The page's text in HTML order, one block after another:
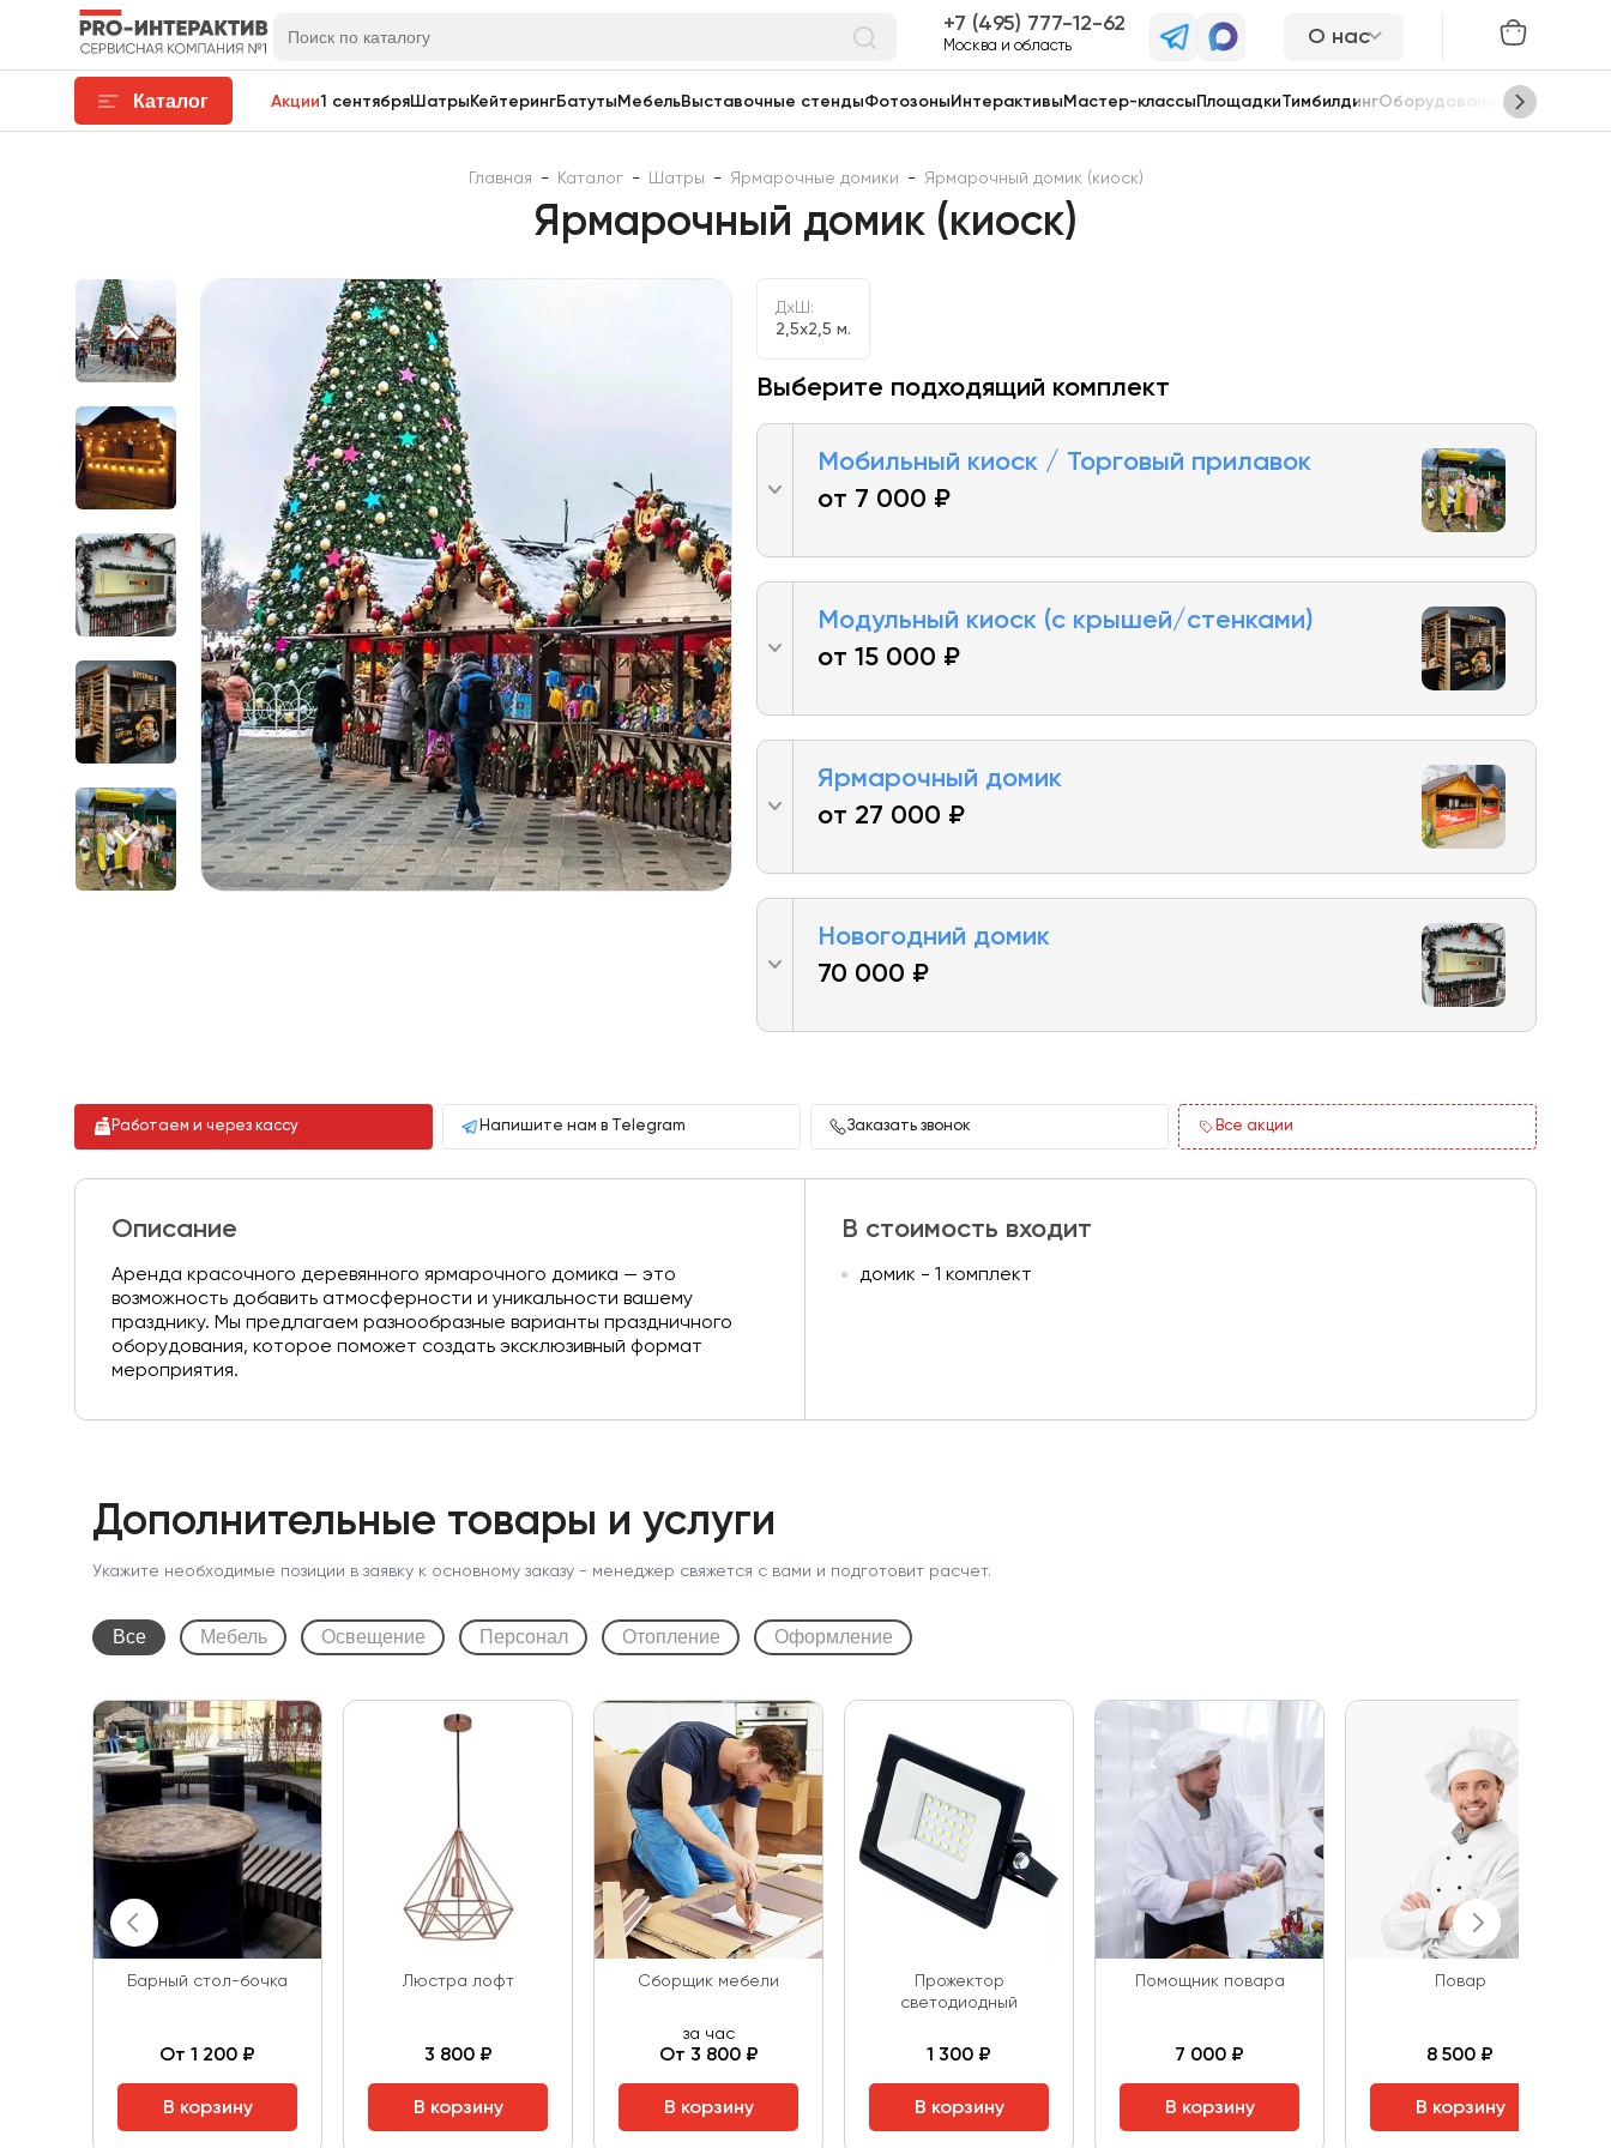
7 (495) 777-12-62
Москва и область О нас
Каталог Акции1 сентябряШатры КейтерингБатуты МебельВыставочные стендыФотозоны Интерактивы Мастер-классы ПлощадкиТимбилдингОборудование Сцены
Главная - Каталог - Шатры - Ярмарочные домики - Ярмарочный домик (киоск)
Ярмарочный домик (киоск)
ДxШ:
2,5x2,5 м.
Выберите подходящий комплект
Мобильный киоск / Торговый прилавок
от 7 000 ₽
Модульный киоск (с крышей/стенками)
от 15 000 ₽
Ярмарочный домик
от 27 000 ₽
Новогодний домик
70 000 ₽
Работаем и через кассу Напишите нам в Telegram Заказать звонок Все акции
Описание
Аренда красочного деревянного ярмарочного домика — это
возможность добавить атмосферности и уникальности вашему
празднику. Мы предлагаем разнообразные варианты праздничного
оборудования, которое поможет создать эксклюзивный формат
мероприятия.
В стоимость входит
домик - 1 комплект
Дополнительные товары и услуги
Укажите необходимые позиции в заявку к основному заказу - менеджер свяжется с вами и подготовит расчет.
Все Мебель Освещение Персонал Отопление Оформление
Барный стол-бочка
От 1 200 ₽
В корзину
Люстра лофт
3 800 ₽
В корзину
Сборщик мебели
за час
От 3 800 ₽
В корзину
Прожектор
светодиодный
1 300 ₽
В корзину
Помощник повара
7 000 ₽
В корзину
Повар
8 500 ₽
В корзину